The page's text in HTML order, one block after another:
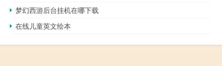
梦幻西游后台挂机在哪下载
在线儿童英文绘本